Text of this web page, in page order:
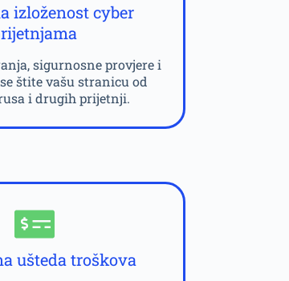
izloženost cyber
sigurnosne provjere i
štite vašu stranicu od
i drugih prijetnji.
ušteda troškova